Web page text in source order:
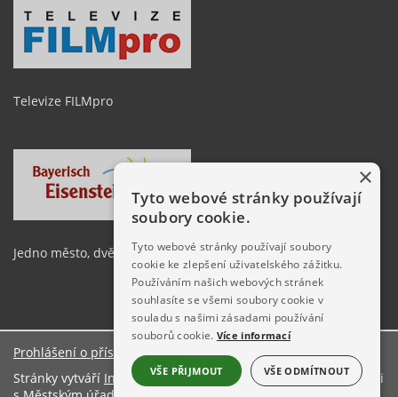
Televize FILMpro
Jedno město, dvě země
Prohlášení o přístupnosti
O stránkách
Stránky vytváří Informační server ŠumavaNet.CZve spolupráci
×
Tyto webové stránky používají
soubory cookie.
Tyto webové stránky používají soubory
cookie ke zlepšení uživatelského zážitku.
Používáním našich webových stránek
souhlasíte se všemi soubory cookie v
souladu s našimi zásadami používání
souborů cookie. Více informací
VŠE PŘIJMOUT VŠE ODMÍTNOUT